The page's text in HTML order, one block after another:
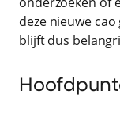
deze nieuwe
blijft dus